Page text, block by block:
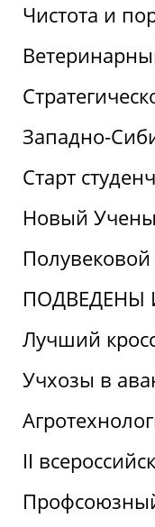
Чистота и
Западно-
Старт
Новый
ПОДВЕДЕНЫ
Лучший
Учхозы в
II